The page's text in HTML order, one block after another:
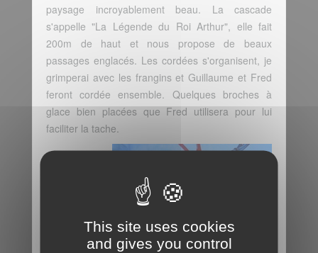
paysage incroyablement beau. La cascade
s'appelle "La Légende du Roi Arthur", elle fait
200m de haut et nous propose de beaux
passages englacés. Les cordées s'organisent, je
grimperai avec les frangins et Guillaume et Fred
feront cordée ensemble. Quelques broches à
glace bien placées que Fred utilisera pour lui
faciliter la tache.
déterminant
dans la
This site uses cookies
and gives you control